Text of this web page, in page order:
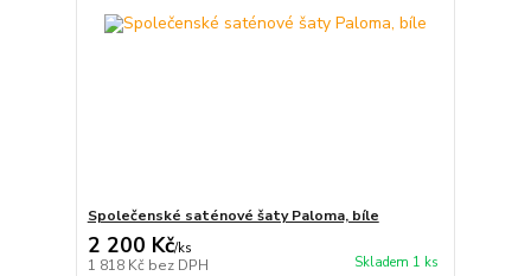
Společenské saténové šaty Paloma, bíle
2 200 Kč/ks
1 818 Kč bez DPH Skladem 1 ks